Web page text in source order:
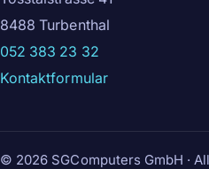
8488 Turbenthal
052 383 23 32
Kontaktformular
© 2026 SGComputers GmbH ·